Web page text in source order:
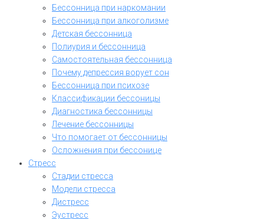
Бессонница при наркомании
Бессонница при алкоголизме
Детская бессонница
Полиурия и бессонница
Самостоятельная бессонница
Почему депрессия ворует сон
Бессонница при психозе
Классификации бессоницы
Диагностика бессонницы
Лечение бессонницы
Что помогает от бессонницы
Осложнения при бессонице
Стресс
Стадии стресса
Модели стресса
Дистресс
Эустресс